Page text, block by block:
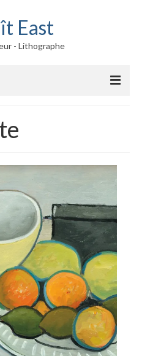
East
- Lithographe